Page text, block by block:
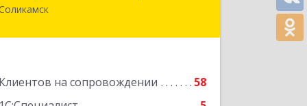
Клиентов на сопровождении
58
618547, Пермский край, Соликамск г,